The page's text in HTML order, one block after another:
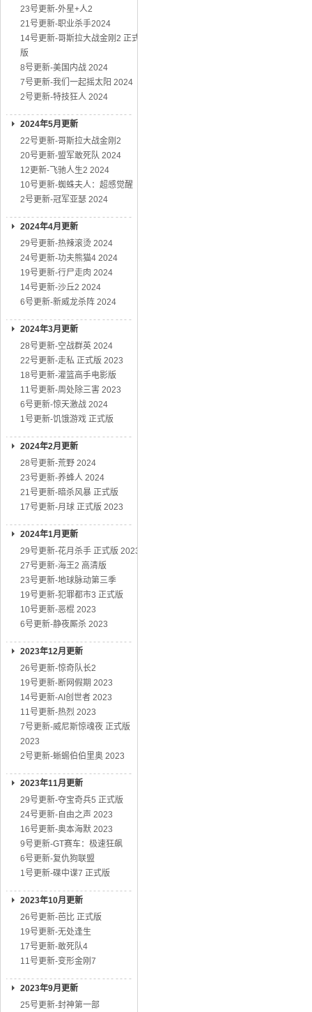
23号更新-外星+人2
21号更新-职业杀手2024
14号更新-哥斯拉大战金刚2 正式
版
8号更新-美国内战 2024
7号更新-我们一起摇太阳 2024
2号更新-特技狂人 2024
2024年5月更新
22号更新-哥斯拉大战金刚2
20号更新-盟军敢死队 2024
12更新-飞驰人生2 2024
10号更新-蜘蛛夫人：超感觉醒
2号更新-冠军亚瑟 2024
2024年4月更新
29号更新-热辣滚烫 2024
24号更新-功夫熊猫4 2024
19号更新-行尸走肉 2024
14号更新-沙丘2 2024
6号更新-新威龙杀阵 2024
2024年3月更新
28号更新-空战群英 2024
22号更新-走私 正式版 2023
18号更新-灌篮高手电影版
11号更新-周处除三害 2023
6号更新-惊天激战 2024
1号更新-饥饿游戏 正式版
2024年2月更新
28号更新-荒野 2024
23号更新-养蜂人 2024
21号更新-暗杀风暴 正式版
17号更新-月球 正式版 2023
2024年1月更新
29号更新-花月杀手 正式版 2023
27号更新-海王2 高清版
23号更新-地球脉动第三季
19号更新-犯罪都市3 正式版
10号更新-恶棍 2023
6号更新-静夜厮杀 2023
2023年12月更新
26号更新-惊奇队长2
19号更新-断网假期 2023
14号更新-AI创世者 2023
11号更新-热烈 2023
7号更新-威尼斯惊魂夜 正式版
2023
2号更新-蜥蜴伯伯里奥 2023
2023年11月更新
29号更新-夺宝奇兵5 正式版
24号更新-自由之声 2023
16号更新-奥本海默 2023
9号更新-GT赛车：极速狂飙
6号更新-复仇狗联盟
1号更新-碟中谍7 正式版
2023年10月更新
26号更新-芭比 正式版
19号更新-无处逢生
17号更新-敢死队4
11号更新-变形金刚7
2023年9月更新
25号更新-封神第一部